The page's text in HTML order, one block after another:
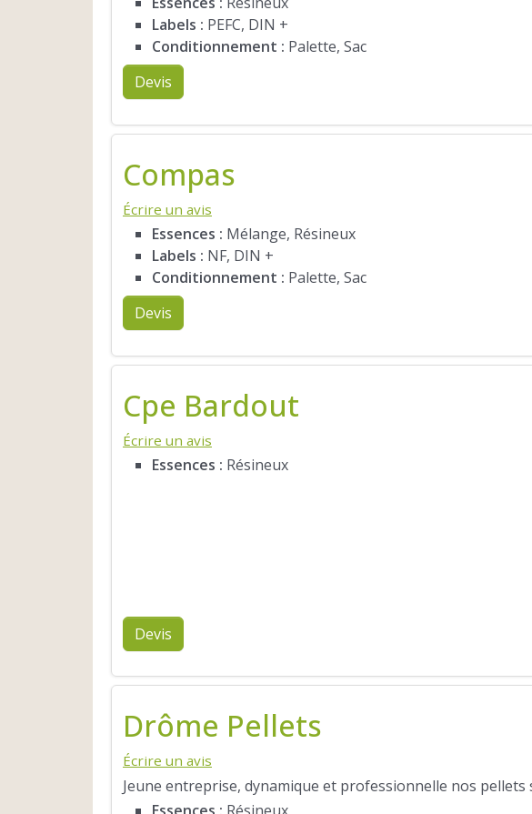
Labels : PEFC, DIN +
Conditionnement : Palette, Sac
Devis
Compas
Écrire un avis
Essences : Mélange, Résineux
Labels : NF, DIN +
Conditionnement : Palette, Sac
Devis
Cpe Bardout
Écrire un avis
Essences : Résineux
Devis
Drôme Pellets
Écrire un avis
Jeune entreprise, dynamique et professionnelle nos